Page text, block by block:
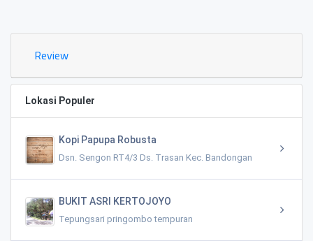
Review
Lokasi Populer
Kopi Papupa Robusta
Dsn. Sengon RT4/3 Ds. Trasan Kec. Bandongan
BUKIT ASRI KERTOJOYO
Tepungsari pringombo tempuran